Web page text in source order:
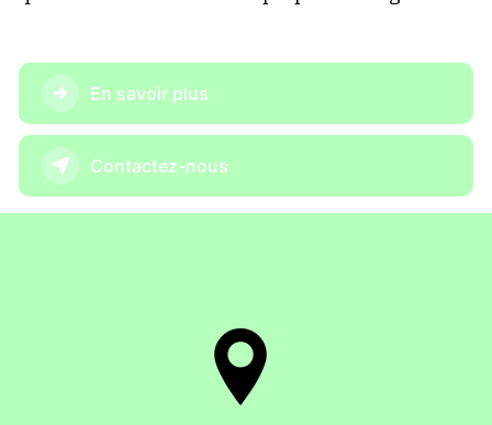
En savoir plus
Contactez-nous